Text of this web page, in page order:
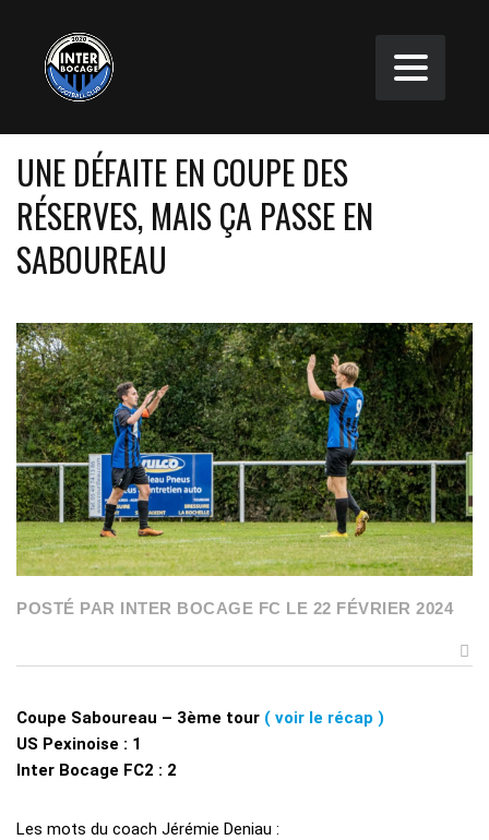
UNE DÉFAITE EN COUPE DES
RÉSERVES, MAIS ÇA PASSE EN
SABOUREAU
POSTÉ PAR INTER BOCAGE FC LE 22 FÉVRIER 2024
Coupe Saboureau – 3ème tour ( voir le récap )
US Pexinoise : 1
Inter Bocage FC2 : 2
Les mots du coach Jérémie Deniau :